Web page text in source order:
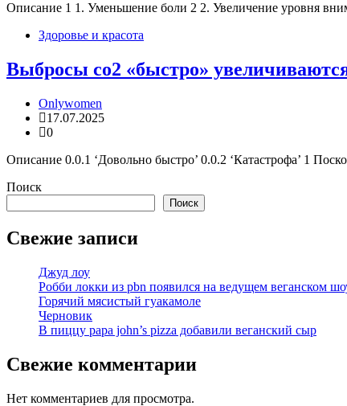
Описание 1 1. Уменьшение боли 2 2. Увеличение уровня
Здоровье и красота
Выбросы co2 «быстро»
Onlywomen
17.07.2025
0
Описание 0.0.1 ‘Довольно быстро’ 0.0.2 ‘Катастрофа’ 1
Поиск
Поиск
Свежие записи
Джуд лоу
Робби локки из pbn появился на ведущем веганском
Горячий мясистый гуакамоле
Черновик
В пиццу papa john’s pizza добавили веганский сыр
Свежие комментарии
Нет комментариев для просмотра.